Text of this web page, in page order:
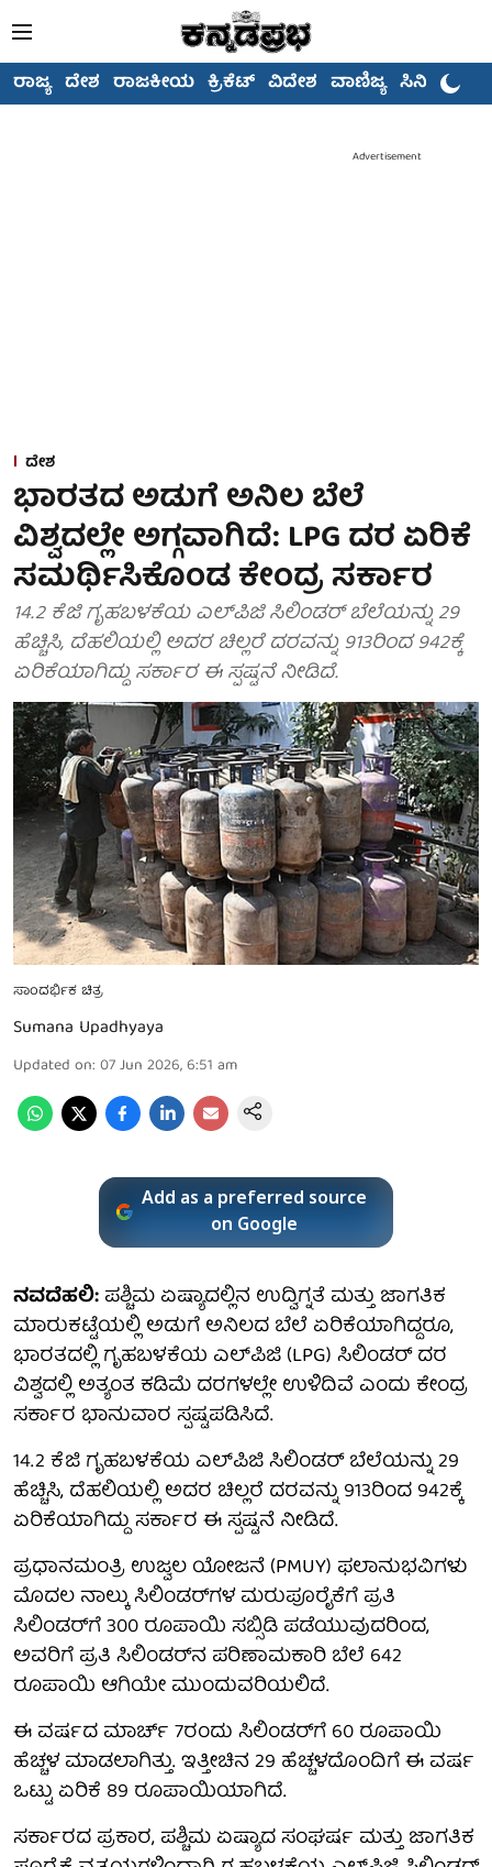
ರಾಜ್ಯ ದೇಶ ರಾಜಕೀಯ ಕ್ರಿಕೆಟ್ ವಿದೇಶ ವಾಣಿಜ್ಯ ಸಿನಿಮಾ
Advertisement
ದೇಶ
ಭಾರತದ ಅಡುಗೆ ಅನಿಲ ಬೆಲೆ
ವಿಶ್ವದಲ್ಲೇ ಅಗ್ಗವಾಗಿದೆ: LPG ದರ ಏರಿಕೆ
ಸಮರ್ಥಿಸಿಕೊಂಡ ಕೇಂದ್ರ ಸರ್ಕಾರ
14.2 ಕೆಜಿ ಗೃಹಬಳಕೆಯ ಎಲ್‌ಪಿಜಿ ಸಿಲಿಂಡರ್ ಬೆಲೆಯನ್ನು 29
ಹೆಚ್ಚಿಸಿ, ದೆಹಲಿಯಲ್ಲಿ ಅದರ ಚಿಲ್ಲರೆ ದರವನ್ನು 913ರಿಂದ 942ಕ್ಕೆ
ಏರಿಕೆಯಾಗಿದ್ದು ಸರ್ಕಾರ ಈ ಸ್ಪಷ್ಟನೆ ನೀಡಿದೆ.
ಸಾಂದರ್ಭಿಕ ಚಿತ್ರ
Sumana Upadhyaya
Updated on: 07 Jun 2026, 6:51 am
Add as a preferred source
on Google
ನವದೆಹಲಿ:ಪಶ್ಚಿಮ ಏಷ್ಯಾದಲ್ಲಿನ ಉದ್ವಿಗ್ನತೆ ಮತ್ತು ಜಾಗತಿಕ
ಮಾರುಕಟ್ಟೆಯಲ್ಲಿ ಅಡುಗೆ ಅನಿಲದ ಬೆಲೆ ಏರಿಕೆಯಾಗಿದ್ದರೂ,
ಭಾರತದಲ್ಲಿ ಗೃಹಬಳಕೆಯ ಎಲ್‌ಪಿಜಿ (LPG) ಸಿಲಿಂಡರ್ ದರ
ವಿಶ್ವದಲ್ಲಿ ಅತ್ಯಂತ ಕಡಿಮೆ ದರಗಳಲ್ಲೇ ಉಳಿದಿವೆ ಎಂದು ಕೇಂದ್ರ
ಸರ್ಕಾರ ಭಾನುವಾರ ಸ್ಪಷ್ಟಪಡಿಸಿದೆ.
14.2 ಕೆಜಿ ಗೃಹಬಳಕೆಯ ಎಲ್‌ಪಿಜಿ ಸಿಲಿಂಡರ್ ಬೆಲೆಯನ್ನು 29
ಹೆಚ್ಚಿಸಿ, ದೆಹಲಿಯಲ್ಲಿ ಅದರ ಚಿಲ್ಲರೆ ದರವನ್ನು 913ರಿಂದ 942ಕ್ಕೆ
ಏರಿಕೆಯಾಗಿದ್ದು ಸರ್ಕಾರ ಈ ಸ್ಪಷ್ಟನೆ ನೀಡಿದೆ.
ಪ್ರಧಾನಮಂತ್ರಿ ಉಜ್ವಲ ಯೋಜನೆ (PMUY) ಫಲಾನುಭವಿಗಳು
ಮೊದಲ ನಾಲ್ಕು ಸಿಲಿಂಡರ್‌ಗಳ ಮರುಪೂರೈಕೆಗೆ ಪ್ರತಿ
ಸಿಲಿಂಡರ್‌ಗೆ 300 ರೂಪಾಯಿ ಸಬ್ಸಿಡಿ ಪಡೆಯುವುದರಿಂದ,
ಅವರಿಗೆ ಪ್ರತಿ ಸಿಲಿಂಡರ್‌ನ ಪರಿಣಾಮಕಾರಿ ಬೆಲೆ 642
ರೂಪಾಯಿ ಆಗಿಯೇ ಮುಂದುವರಿಯಲಿದೆ.
ಈ ವರ್ಷದ ಮಾರ್ಚ್ 7ರಂದು ಸಿಲಿಂಡರ್‌ಗೆ 60 ರೂಪಾಯಿ
ಹೆಚ್ಚಳ ಮಾಡಲಾಗಿತ್ತು. ಇತ್ತೀಚಿನ 29 ಹೆಚ್ಚಳದೊಂದಿಗೆ ಈ ವರ್ಷ
ಒಟ್ಟು ಏರಿಕೆ 89 ರೂಪಾಯಿಯಾಗಿದೆ.
ಸರ್ಕಾರದ ಪ್ರಕಾರ, ಪಶ್ಚಿಮ ಏಷ್ಯಾದ ಸಂಘರ್ಷ ಮತ್ತು ಜಾಗತಿಕ